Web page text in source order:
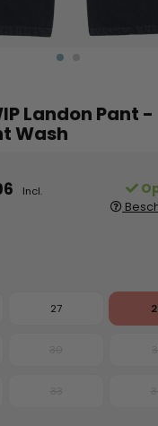
Landon Pant -
Wash
Incl.
27